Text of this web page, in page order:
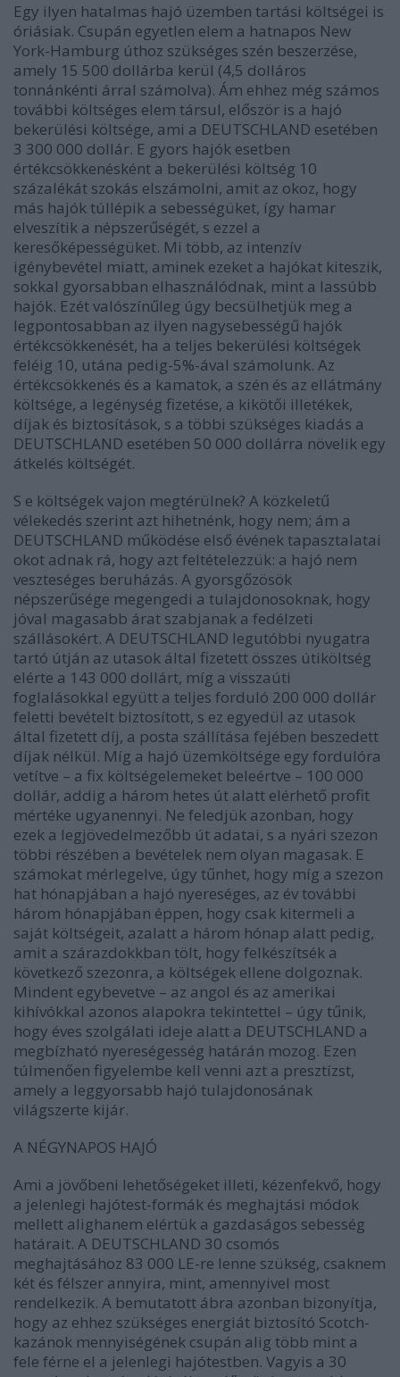
Egy ilyen hatalmas hajó üzemben tartási költségei is
óriásiak. Csupán egyetlen elem a hatnapos New
York-Hamburg úthoz szükséges szén beszerzése,
amely 15 500 dollárba kerül (4,5 dolláros
tonnánkénti árral számolva). Ám ehhez még számos
további költséges elem társul, először is a hajó
bekerülési költsége, ami a DEUTSCHLAND esetében
3 300 000 dollár. E gyors hajók esetben
értékcsökkenésként a bekerülési költség 10
százalékát szokás elszámolni, amit az okoz, hogy
más hajók túllépik a sebességüket, így hamar
elveszítik a népszerűségét, s ezzel a
keresőképességüket. Mi több, az intenzív
igénybevétel miatt, aminek ezeket a hajókat kiteszik,
sokkal gyorsabban elhasználódnak, mint a lassúbb
hajók. Ezét valószínűleg úgy becsülhetjük meg a
legpontosabban az ilyen nagysebességű hajók
értékcsökkenését, ha a teljes bekerülési költségek
feléig 10, utána pedig-5%-ával számolunk. Az
értékcsökkenés és a kamatok, a szén és az ellátmány
költsége, a legénység fizetése, a kikötői illetékek,
díjak és biztosítások, s a többi szükséges kiadás a
DEUTSCHLAND esetében 50 000 dollárra növelik egy
átkelés költségét.
S e költségek vajon megtérülnek? A közkeletű
vélekedés szerint azt hihetnénk, hogy nem; ám a
DEUTSCHLAND működése első évének tapasztalatai
okot adnak rá, hogy azt feltételezzük: a hajó nem
veszteséges beruházás. A gyorsgőzösök
népszerűsége megengedi a tulajdonosoknak, hogy
jóval magasabb árat szabjanak a fedélzeti
szállásokért. A DEUTSCHLAND legutóbbi nyugatra
tartó útján az utasok által fizetett összes útiköltség
elérte a 143 000 dollárt, míg a visszaúti
foglalásokkal együtt a teljes forduló 200 000 dollár
feletti bevételt biztosított, s ez egyedül az utasok
által fizetett díj, a posta szállítása fejében beszedett
díjak nélkül. Míg a hajó üzemköltsége egy fordulóra
vetítve – a fix költségelemeket beleértve – 100 000
dollár, addig a három hetes út alatt elérhető profit
mértéke ugyanennyi. Ne feledjük azonban, hogy
ezek a legjövedelmezőbb út adatai, s a nyári szezon
többi részében a bevételek nem olyan magasak. E
számokat mérlegelve, úgy tűnhet, hogy míg a szezon
hat hónapjában a hajó nyereséges, az év további
három hónapjában éppen, hogy csak kitermeli a
saját költségeit, azalatt a három hónap alatt pedig,
amit a szárazdokkban tölt, hogy felkészítsék a
következő szezonra, a költségek ellene dolgoznak.
Mindent egybevetve – az angol és az amerikai
kihívókkal azonos alapokra tekintettel – úgy tűnik,
hogy éves szolgálati ideje alatt a DEUTSCHLAND a
megbízható nyereségesség határán mozog. Ezen
túlmenően figyelembe kell venni azt a presztízst,
amely a leggyorsabb hajó tulajdonosának
világszerte kijár.
A NÉGYNAPOS HAJÓ
Ami a jövőbeni lehetőségeket illeti, kézenfekvő, hogy
a jelenlegi hajótest-formák és meghajtási módok
mellett alighanem elértük a gazdaságos sebesség
határait. A DEUTSCHLAND 30 csomós
meghajtásához 83 000 LE-re lenne szükség, csaknem
két és félszer annyira, mint, amennyivel most
rendelkezik. A bemutatott ábra azonban bizonyítja,
hogy az ehhez szükséges energiát biztosító Scotch-
kazánok mennyiségének csupán alig több mint a
fele férne el a jelenlegi hajótestben. Vagyis a 30